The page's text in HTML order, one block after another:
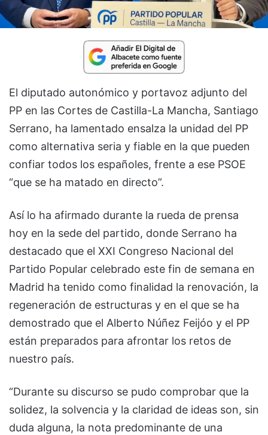
El diputado autonómico y portavoz adjunto del
PP en las Cortes de Castilla-La Mancha, Santiago
Serrano, ha lamentado ensalza la unidad del PP
como alternativa seria y fiable en la que pueden
confiar todos los españoles, frente a ese PSOE
“que se ha matado en directo”.
Así lo ha afirmado durante la rueda de prensa
hoy en la sede del partido, donde Serrano ha
destacado que el XXI Congreso Nacional del
Partido Popular celebrado este fin de semana en
Madrid ha tenido como finalidad la renovación, la
regeneración de estructuras y en el que se ha
demostrado que el Alberto Núñez Feijóo y el PP
están preparados para afrontar los retos de
nuestro país.
“Durante su discurso se pudo comprobar que la
solidez, la solvencia y la claridad de ideas son, sin
duda alguna, la nota predominante de una